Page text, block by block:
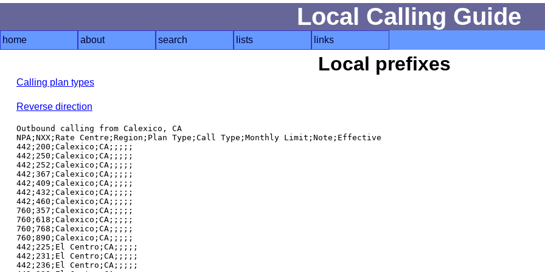
Local Calling Guide
home about search lists links
Local prefixes
Calling plan types
Reverse direction
Outbound calling from Calexico, CA
NPA;NXX;Rate Centre;Region;Plan Type;Call Type;Monthly Limit;Note;Effective
442;200;Calexico;CA;;;;;
442;250;Calexico;CA;;;;;
442;252;Calexico;CA;;;;;
442;367;Calexico;CA;;;;;
442;409;Calexico;CA;;;;;
442;432;Calexico;CA;;;;;
442;460;Calexico;CA;;;;;
760;357;Calexico;CA;;;;;
760;618;Calexico;CA;;;;;
760;768;Calexico;CA;;;;;
760;890;Calexico;CA;;;;;
442;225;El Centro;CA;;;;;
442;231;El Centro;CA;;;;;
442;236;El Centro;CA;;;;;